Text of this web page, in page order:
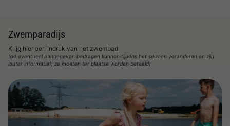
Zwemparadijs
Krijg hier een indruk van het zwembad
(de eventueel aangegeven bedragen kunnen tijdens het seizoen veranderen en zijn
louter informatief; ze moeten ter plaatse worden betaald)